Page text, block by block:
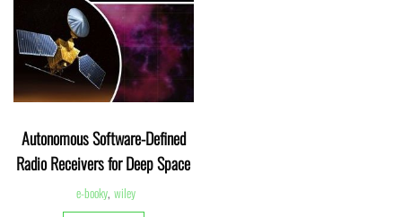
Autonomous Software-Defined
Radio Receivers for Deep Space
e-booky, wiley